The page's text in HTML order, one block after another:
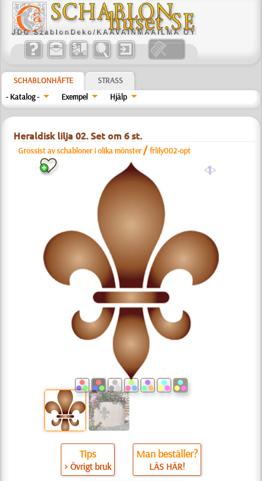
SCHABLONHÄFTE
STRASS
- Katalog -
Exempel Hjälp
Heraldisk lilja 02. Set om 6 st.
Grossist av schabloner i olika mönster /frlily002-opt
a
Tips
> Övrigt bruk
Man beställer?
LÄS HÄR!